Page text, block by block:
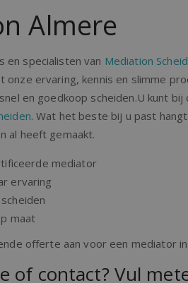
Almere
en specialisten van Mediation
onze ervaring, kennis en slimme
en goedkoop scheiden.U kunt bij
. Wat het beste bij u past
al heeft gemaakt.
mediator
ervaring
maat
offerte aan voor een mediator
of contact? Vul